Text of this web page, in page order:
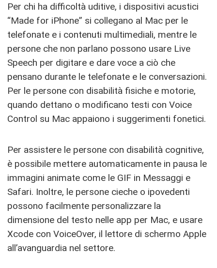
Per chi ha difficoltà uditive, i dispositivi acustici
“Made for iPhone” si collegano al Mac per le
telefonate e i contenuti multimediali, mentre le
persone che non parlano possono usare Live
Speech per digitare e dare voce a ciò che
pensano durante le telefonate e le conversazioni.
Per le persone con disabilità fisiche e motorie,
quando dettano o modificano testi con Voice
Control su Mac appaiono i suggerimenti fonetici.
Per assistere le persone con disabilità cognitive,
è possibile mettere automaticamente in pausa le
immagini animate come le GIF in Messaggi e
Safari. Inoltre, le persone cieche o ipovedenti
possono facilmente personalizzare la
dimensione del testo nelle app per Mac, e usare
Xcode con VoiceOver, il lettore di schermo Apple
all’avanguardia nel settore.